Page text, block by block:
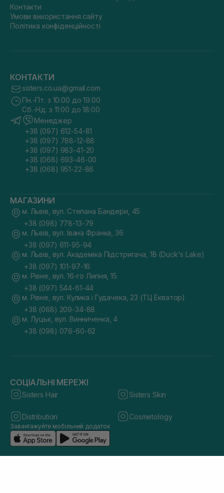
Контакти
Умови використання сайту
Політика конфіденційності
КОНТАКТИ
sisters.co.ua@gmail.com
Пн.-Пт. з 10:00 до 19:00
Сб.-Нд. з 11:00 до 18:00
Менеджер
+38 (097) 612-54-81
+38 (097) 788-12-88
+38 (097) 983-41-20
+38 (068) 693-46-00
+38 (068) 951-22-86
МАГАЗИНИ
м. Львів, вул. Степана Бандери, 45
+38 (098) 778-13-79
м. Львів, вул. Івана Франка, 36
+38 (097) 611-95-94
м. Львів, вул. Академіка Підстригача, 1В (Duck's Lake)
+38 (097) 101-97-16
м. Рівне, вул. 16-го Липня, 15
+38 (097) 544-61-44
м. Рівне, вул. Кулика і Гудачека, 23 (ТЦ Екватор)
+38 (068) 209-34-88
м. Луцьк, вул. Винниченка, 4
+38 (098) 076-60-62
СОЦІАЛЬНІ МЕРЕЖІ
Sisters Hair Sisters Skin
Distribution Cosmetology
Завантажуйте мобільний додаток